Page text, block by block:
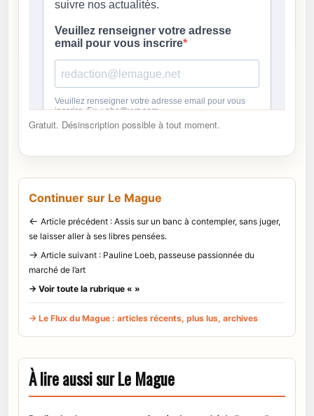
Gratuit. Désinscription possible à tout moment.
Continuer sur Le Mague
← Article précédent : Assis sur un banc à contempler, sans juger,
se laisser aller à ses libres pensées.
→ Article suivant : Pauline Loeb, passeuse passionnée du
marché de l’art
→ Voir toute la rubrique « »
→ Le Flux du Mague : articles récents, plus lus, archives
À lire aussi sur Le Mague